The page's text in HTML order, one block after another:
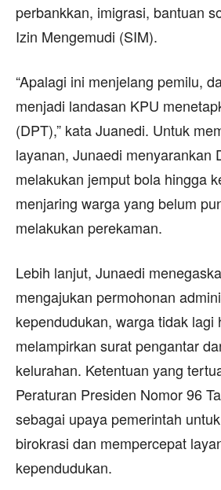
perbankkan, imigrasi, bantuan
Izin Mengemudi (SIM).
“Apalagi ini menjelang pemilu,
menjadi landasan KPU
(DPT),” kata Juanedi. Untuk
layanan, Junaedi menyarankan
melakukan jemput bola hingga
menjaring warga yang belum
melakukan perekaman.
Lebih lanjut, Junaedi
mengajukan permohonan
kependudukan, warga tidak lagi
melampirkan surat pengantar
kelurahan. Ketentuan yang
Peraturan Presiden Nomor 96
sebagai upaya pemerintah
birokrasi dan mempercepat
kependudukan.